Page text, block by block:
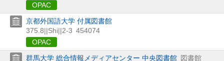
OPAC
京都外国語大学 付属図書館
375.8||Shi||2-3 454074
OPAC
群馬大学 総合情報メディアセンター 中央図書館 図書館